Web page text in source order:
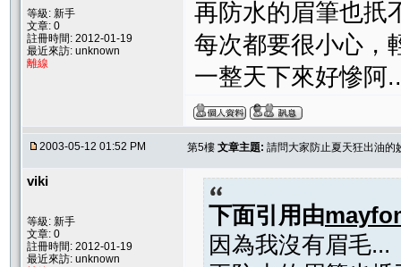
等級: 新手
文章: 0
註冊時間: 2012-01-19
最近來訪: unknown
離線
再防水的眉筆也扺
每次都要很小心，
一整天下來好慘阿
2003-05-12 01:52 PM 第5樓 文章主題: 請問大家防止夏天狂出油的
viki
等級: 新手
文章: 0
註冊時間: 2012-01-19
最近來訪: unknown
下面引用由
因為我沒有眉毛...